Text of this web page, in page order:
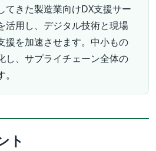
てきた製造業向けDX支援サー
活用し、デジタル技術と現場
援を加速させます。中小もの
し、サプライチェーン全体の
ト